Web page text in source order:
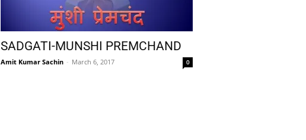
SADGATI-MUNSHI PREMCHAND
Amit Kumar Sachin - March 6, 2017 0